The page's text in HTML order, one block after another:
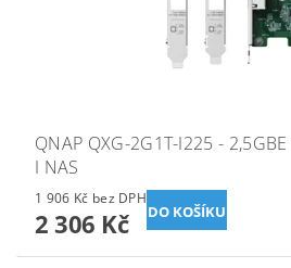
QNAP QXG-2G1T-I225 - 2,5GBE
I NAS
1 906 Kč bez DPH
2 306 Kč